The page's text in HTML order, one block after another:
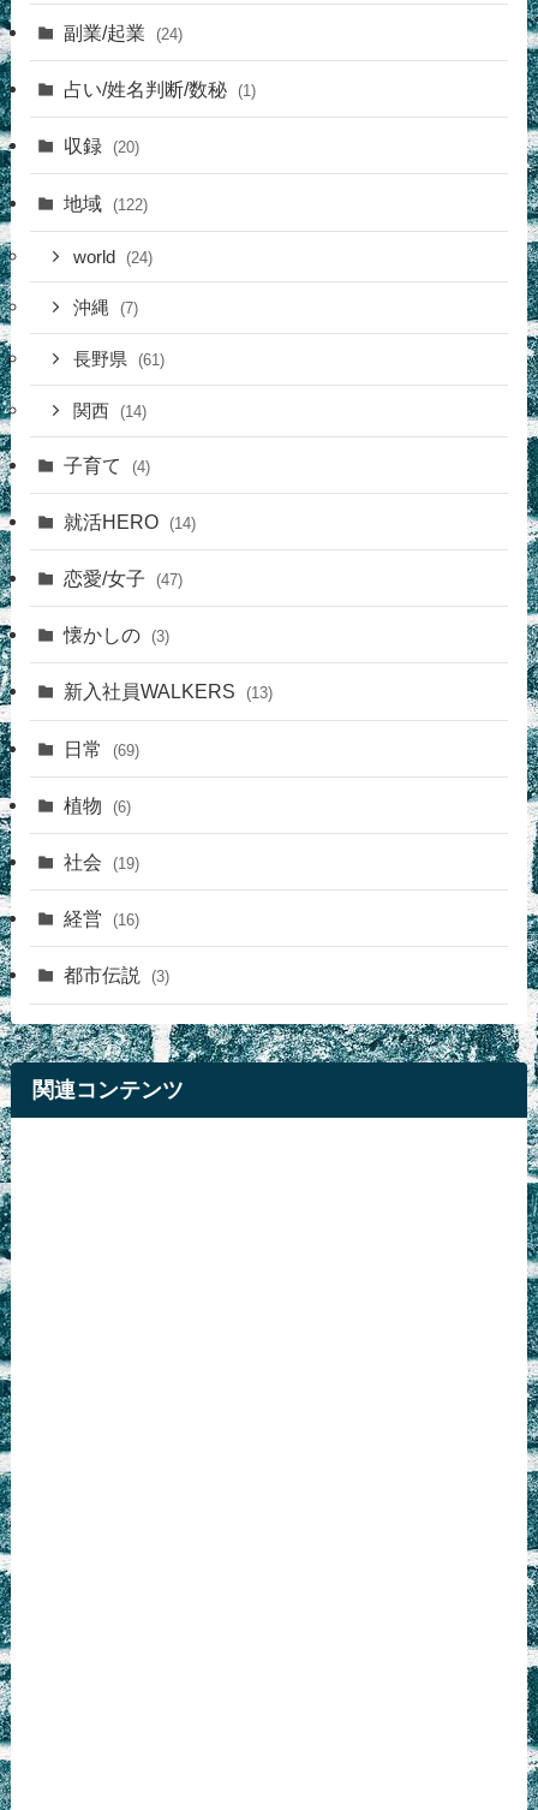
副業/起業 (24)
占い/姓名判断/数秘 (1)
収録 (20)
地域 (122)
world (24)
沖縄 (7)
長野県 (61)
関西 (14)
子育て (4)
就活HERO (14)
恋愛/女子 (47)
懐かしの (3)
新入社員WALKERS (13)
日常 (69)
植物 (6)
社会 (19)
経営 (16)
都市伝説 (3)
関連コンテンツ